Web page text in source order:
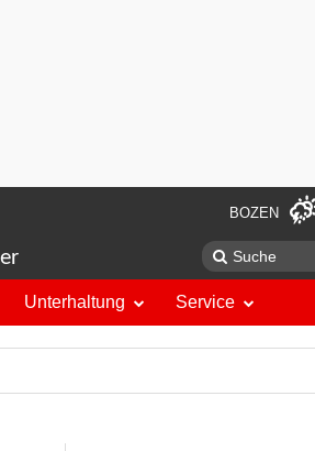
BOZEN
Unterhaltung Service